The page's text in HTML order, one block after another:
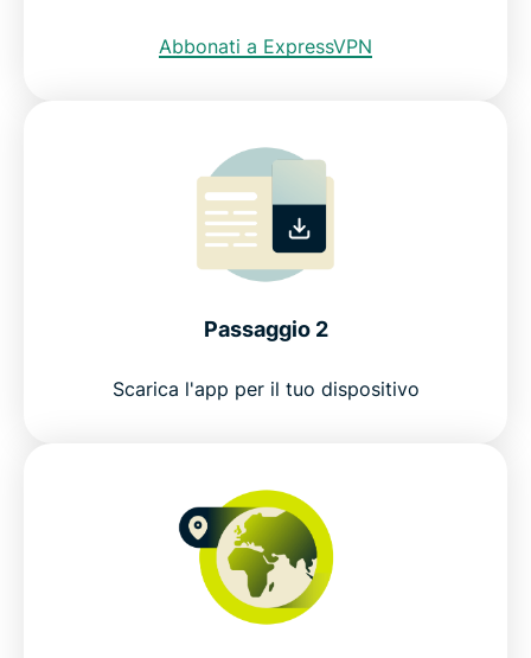
ExpressVPN per tutti i paesi
per gli utenti internet in Svezia
Abbonati a ExpressVPN
Passaggio 2
Scarica l'app per il tuo dispositivo